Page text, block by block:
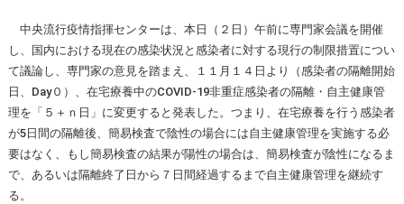
中央流行疫情指揮センターは、本日（２日）午前に専門家会議を開催
し、国内における現在の感染状況と感染者に対する現行の制限措置につい
て議論し、専門家の意見を踏まえ、１１月１４日より（感染者の隔離開始
日、Day０）、在宅療養中のCOVID-19非重症感染者の隔離・自主健康管
理を「５＋ｎ日」に変更すると発表した。つまり、在宅療養を行う感染者
が5日間の隔離後、簡易検査で陰性の場合には自主健康管理を実施する必
要はなく、もし簡易検査の結果が陽性の場合は、簡易検査が陰性になるま
で、あるいは隔離終了日から７日間経過するまで自主健康管理を継続す
る。